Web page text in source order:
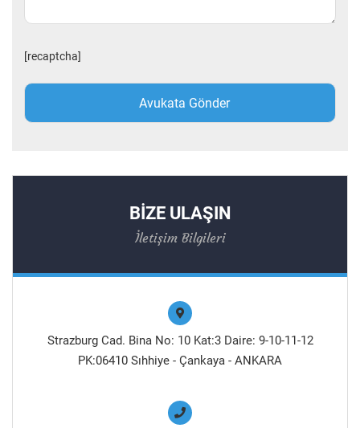
[recaptcha]
BİZE ULAŞIN
İletişim Bilgileri
Strazburg Cad. Bina No: 10 Kat:3 Daire: 9-10-11-12
PK:06410 Sıhhiye - Çankaya - ANKARA